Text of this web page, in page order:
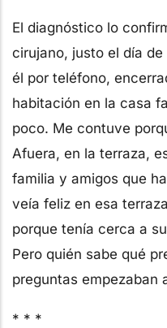
El diagnóstico lo
cirujano, justo el día
él por teléfono,
habitación en la casa
poco. Me contuve
Afuera, en la terraza,
familia y amigos que
veía feliz en esa
porque tenía cerca a
Pero quién sabe qué
preguntas empezaban
* * *